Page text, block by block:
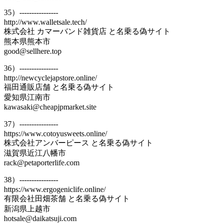
35）----------------
http://www.walletsale.tech/
株式会社 カマーバンド雑貨店 と名乗る偽サイト
熊本県熊本市
good@sellhere.top
36）----------------
http://newcyclejapstore.online/
福田通販店舗 と名乗る偽サイト
愛知県江南市
kawasaki@cheapjpmarket.site
37）----------------
https://www.cotoyusweets.online/
株式会社アンバーピース と名乗る偽サイト
滋賀県近江八幡市
rack@petaporterlife.com
38）----------------
https://www.ergogeniclife.online/
有限会社田畑茶舗 と名乗る偽サイト
新潟県上越市
hotsale@daikatsuji.com